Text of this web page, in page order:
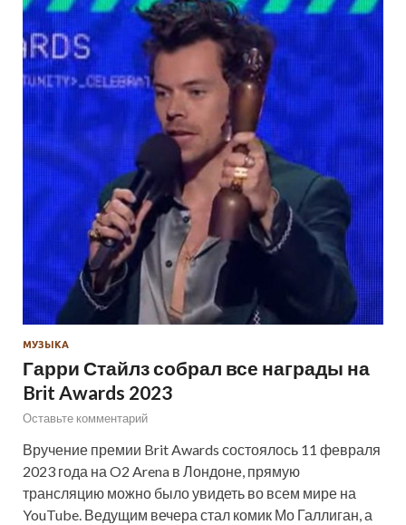
МУЗЫКА
Гарри Стайлз собрал все награды на
Brit Awards 2023
Оставьте комментарий
Вручение премии Brit Awards состоялось 11 февраля
2023 года на O2 Arena в Лондоне, прямую
трансляцию можно было увидеть во всем мире на
YouTube. Ведущим вечера стал комик Мо Галлиган, а